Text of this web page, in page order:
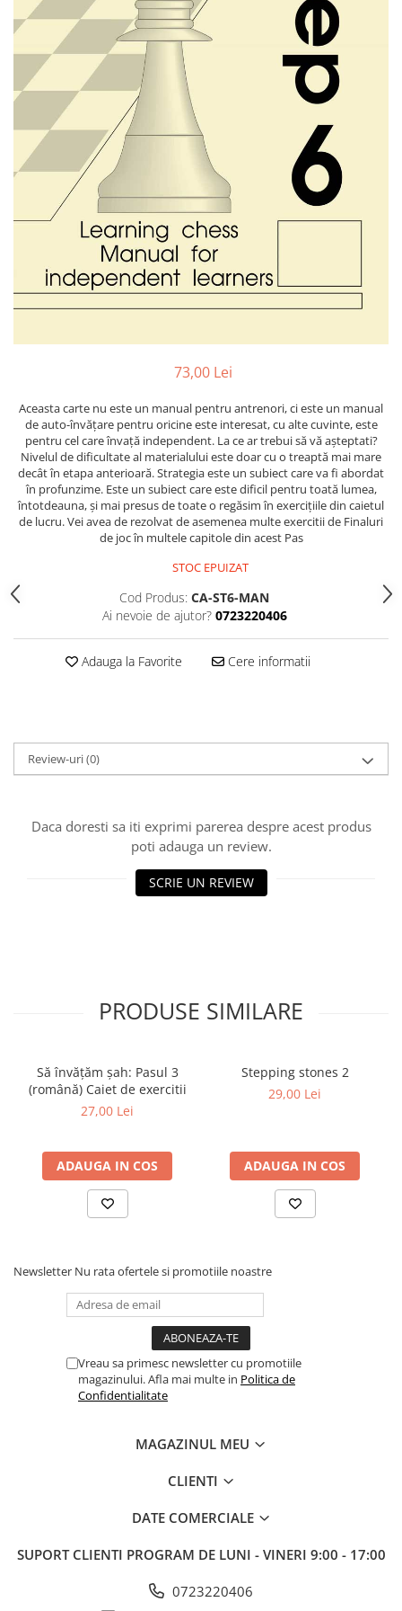
DGT
Finaluri
Instruire Generala
Instruire Generala
Lemn De Boxwood
Lemn De Carpen (hornbeam)
Lemn De Sheesham
Piese de sah DGT
Piese De Sah Tematice Din Plastic
Piese Din Lemn
Piese Din Plastic
Piese sah electronice
Piese Sah Tematice
Piese Sah Tematice Din Metal
Puzzle
Sah Magnetic India
Set Sah + Table/backgammon
Seturi Sah Tematice
Step 5
73,00 Lei
Aceasta carte nu este un manual pentru antrenori, ci este un manual
de auto-învățare pentru oricine este interesat, cu alte cuvinte, este
pentru cel care învață independent. La ce ar trebui să vă așteptati?
Nivelul de dificultate al materialului este doar cu o treaptă mai mare
decât în etapa anterioară. Strategia este un subiect care va fi abordat
în profunzime. Este un subiect care este dificil pentru toată lumea,
întotdeauna, și mai presus de toate o regăsim în exercițiile din caietul
de lucru. Vei avea de rezolvat de asemenea multe exercitii de Finaluri
de joc în multele capitole din acest Pas
STOC EPUIZAT
Cod Produs: CA-ST6-MAN
Ai nevoie de ajutor? 0723220406
Adauga la Favorite Cere informatii
Review-uri(0)
Daca doresti sa iti exprimi parerea despre acest produs
poti adauga un review.
SCRIE UN REVIEW
PRODUSE SIMILARE
Să învățăm șah: Pasul 3
(română) Caiet de exercitii
27,00 Lei
ADAUGA IN COS
Stepping stones 2
29,00 Lei
ADAUGA IN COS
Newsletter Nu rata ofertele si promotiile noastre
Vreau sa primesc newsletter cu promotiile
magazinului. Afla mai multe in Politica de
Confidentialitate
MAGAZINUL MEU
CLIENTI
DATE COMERCIALE
SUPORT CLIENTI PROGRAM DE LUNI - VINERI 9:00 - 17:00
0723220406